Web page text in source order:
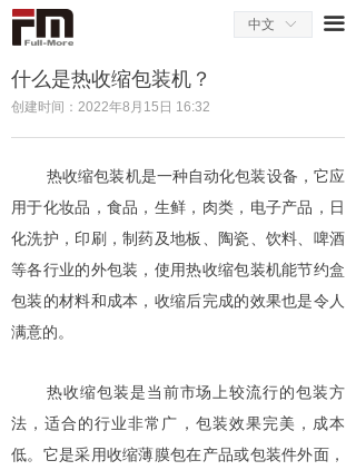
ꀅ
中文 끀
什么是热收缩包装机？
创建时间： 2022年8月15日 16:32
热收缩包装机是一种自动化包装设备，它应
用于化妆品，食品，生鲜，肉类，电子产品，日
化洗护，印刷，制药及地板、陶瓷、饮料、啤酒
等各行业的外包装，使用热收缩包装机能节约盒
包装的材料和成本，收缩后完成的效果也是令人
满意的。
热收缩包装是当前市场上较流行的包装方
法，适合的行业非常广，包装效果完美，成本
低。它是采用收缩薄膜包在产品或包装件外面，